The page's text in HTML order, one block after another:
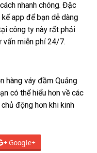
nhanh chóng. Đặc
app để bạn dễ dàng
công ty này rất phải
vấn miễn phí 24/7.
hàng váy đầm Quảng
có thể hiểu hơn về các
động hơn khi kinh
Google+